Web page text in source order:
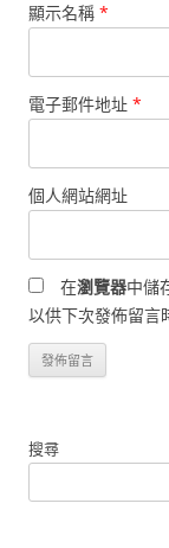
顯示名稱 *
電子郵件地址 *
個人網站網址
在瀏覽器中儲
以供下次發佈留言
搜尋